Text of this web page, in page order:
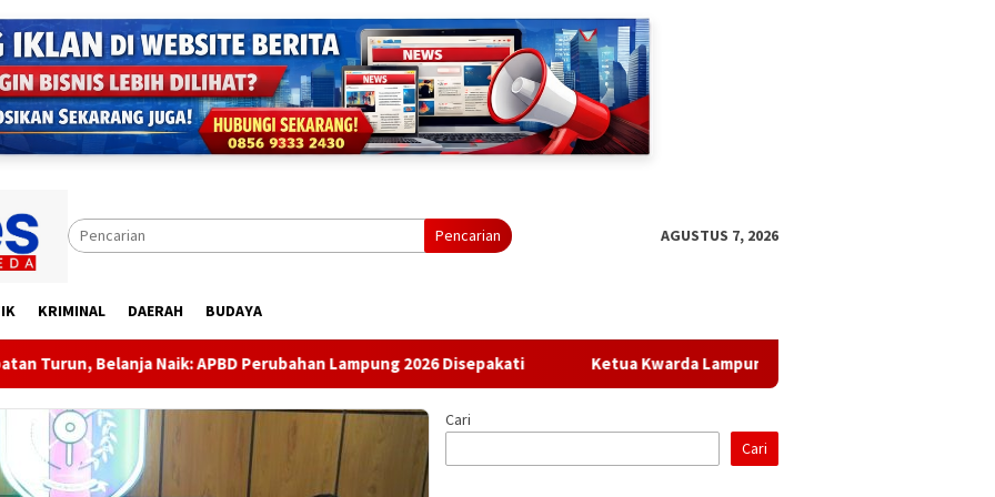
Pencarian AGUSTUS 7, 2026
KRIMINAL DAERAH BUDAYA
APBD Perubahan Lampung 2026 Disepakati Ketua Kwarda Lampung Lantik Rektor UIN Raden Intan Jadi Kamabigus
Cari
Cari